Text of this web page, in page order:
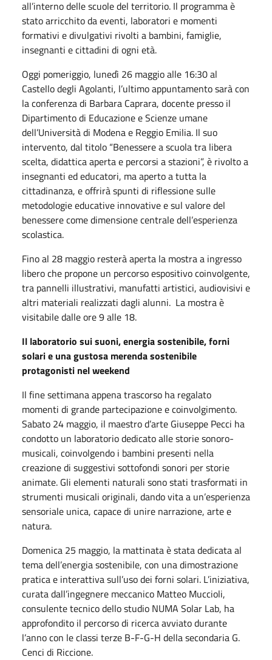
all’interno delle scuole del territorio. Il programma è
stato arricchito da eventi, laboratori e momenti
formativi e divulgativi rivolti a bambini, famiglie,
insegnanti e cittadini di ogni età.
Oggi pomeriggio, lunedì 26 maggio alle 16:30 al
Castello degli Agolanti, l’ultimo appuntamento sarà con
la conferenza di Barbara Caprara, docente presso il
Dipartimento di Educazione e Scienze umane
dell’Università di Modena e Reggio Emilia. Il suo
intervento, dal titolo “Benessere a scuola tra libera
scelta, didattica aperta e percorsi a stazioni”, è rivolto a
insegnanti ed educatori, ma aperto a tutta la
cittadinanza, e offrirà spunti di riflessione sulle
metodologie educative innovative e sul valore del
benessere come dimensione centrale dell’esperienza
scolastica.
Fino al 28 maggio resterà aperta la mostra a ingresso
libero che propone un percorso espositivo coinvolgente,
tra pannelli illustrativi, manufatti artistici, audiovisivi e
altri materiali realizzati dagli alunni. La mostra è
visitabile dalle ore 9 alle 18.
Il laboratorio sui suoni, energia sostenibile, forni
solari e una gustosa merenda sostenibile
protagonisti nel weekend
Il fine settimana appena trascorso ha regalato
momenti di grande partecipazione e coinvolgimento.
Sabato 24 maggio, il maestro d’arte Giuseppe Pecci ha
condotto un laboratorio dedicato alle storie sonoro-
musicali, coinvolgendo i bambini presenti nella
creazione di suggestivi sottofondi sonori per storie
animate. Gli elementi naturali sono stati trasformati in
strumenti musicali originali, dando vita a un’esperienza
sensoriale unica, capace di unire narrazione, arte e
natura.
Domenica 25 maggio, la mattinata è stata dedicata al
tema dell’energia sostenibile, con una dimostrazione
pratica e interattiva sull’uso dei forni solari. L’iniziativa,
curata dall’ingegnere meccanico Matteo Muccioli,
consulente tecnico dello studio NUMA Solar Lab, ha
approfondito il percorso di ricerca avviato durante
l’anno con le classi terze B-F-G-H della secondaria G.
Cenci di Riccione.